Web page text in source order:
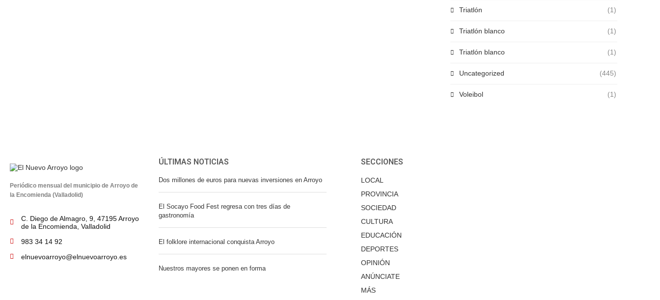
Triatlón (1)
Triatlón blanco (1)
Triatlón blanco (1)
Uncategorized (445)
Voleibol (1)
Periódico mensual del municipio de Arroyo de
la Encomienda (Valladolid)
C. Diego de Almagro, 9, 47195 Arroyo
de la Encomienda, Valladolid
983 34 14 92
elnuevoarroyo@elnuevoarroyo.es
ÚLTIMAS NOTICIAS
Dos millones de euros para nuevas inversiones en Arroyo
El Socayo Food Fest regresa con tres días de
gastronomía
El folklore internacional conquista Arroyo
Nuestros mayores se ponen en forma
SECCIONES
LOCAL
PROVINCIA
SOCIEDAD
CULTURA
EDUCACIÓN
DEPORTES
OPINIÓN
ANÚNCIATE
MÁS